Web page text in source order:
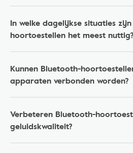
In welke dagelijkse situaties
hoortoestellen het meest nuttig?
Kunnen Bluetooth-
apparaten verbonden worden?
Verbeteren Bluetooth-
geluidskwaliteit?